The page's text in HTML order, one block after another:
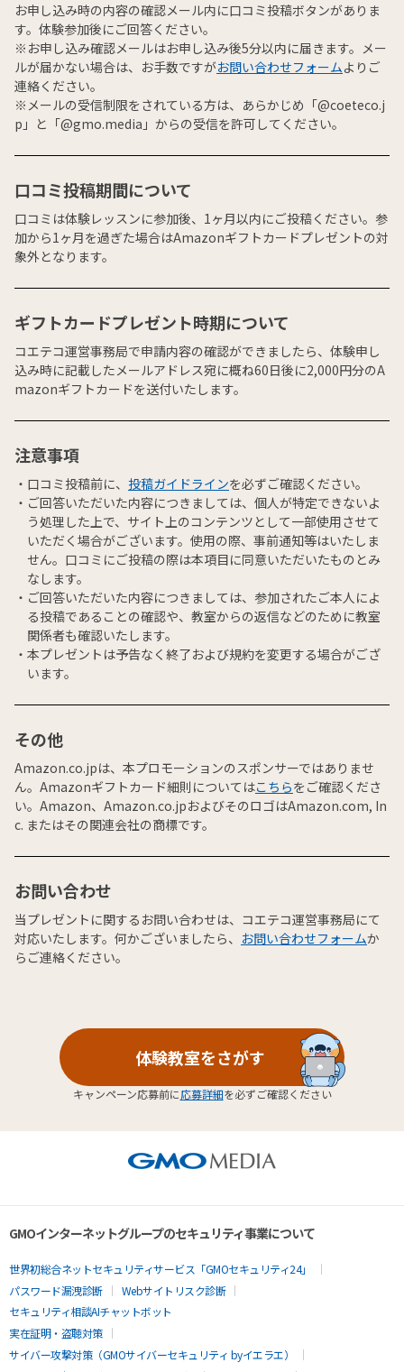
お申し込み時の内容の確認メール内に口コミ投稿ボタンがありま
す。体験参加後にご回答ください。
※お申し込み確認メールはお申し込み後5分以内に届きます。メー
ルが届かない場合は、お手数ですがお問い合わせフォームよりご
連絡ください。
※メールの受信制限をされている方は、あらかじめ「@coeteco.j
p」と「@gmo.media」からの受信を許可してください。
口コミ投稿期間について
口コミは体験レッスンに参加後、1ヶ月以内にご投稿ください。参
加から1ヶ月を過ぎた場合はAmazonギフトカードプレゼントの対
象外となります。
ギフトカードプレゼント時期について
コエテコ運営事務局で申請内容の確認ができましたら、体験申し
込み時に記載したメールアドレス宛に概ね60日後に2,000円分のA
mazonギフトカードを送付いたします。
注意事項
口コミ投稿前に、 投稿ガイドラインを必ずご確認ください。
ご回答いただいた内容につきましては、個人が特定できないよ
う処理した上で、サイト上のコンテンツとして一部使用させて
いただく場合がございます。使用の際、事前通知等はいたしま
せん。口コミにご投稿の際は本項目に同意いただいたものとみ
なします。
ご回答いただいた内容につきましては、参加されたご本人によ
る投稿であることの確認や、教室からの返信などのために教室
関係者も確認いたします。
本プレゼントは予告なく終了および規約を変更する場合がござ
います。
その他
Amazon.co.jpは、本プロモーションのスポンサーではありませ
ん。Amazonギフトカード細則についてはこちらをご確認くださ
い。Amazon、Amazon.co.jpおよびそのロゴはAmazon.com, In
c. またはその関連会社の商標です。
お問い合わせ
当プレゼントに関するお問い合わせは、コエテコ運営事務局にて
対応いたします。何かございましたら、 お問い合わせフォームか
らご連絡ください。
体験教室をさがす
キャンペーン応募前に応募詳細を必ずご確認ください
GMOインターネットグループのセキュリティ事業について
世界初総合ネットセキュリティサービス「GMOセキュリティ24」
パスワード漏洩診断
Webサイトリスク診断
セキュリティ相談AIチャットボット
実在証明・盗聴対策
サイバー攻撃対策（GMOサイバーセキュリティ byイエラエ）